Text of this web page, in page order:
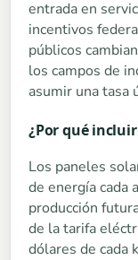
entrada en
incentivos
públicos
los campos de
asumir una tasa
¿Por qué
Los paneles
de energía cada
producción
de la tarifa
dólares de cada